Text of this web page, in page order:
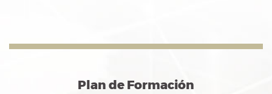
Plan de Formación